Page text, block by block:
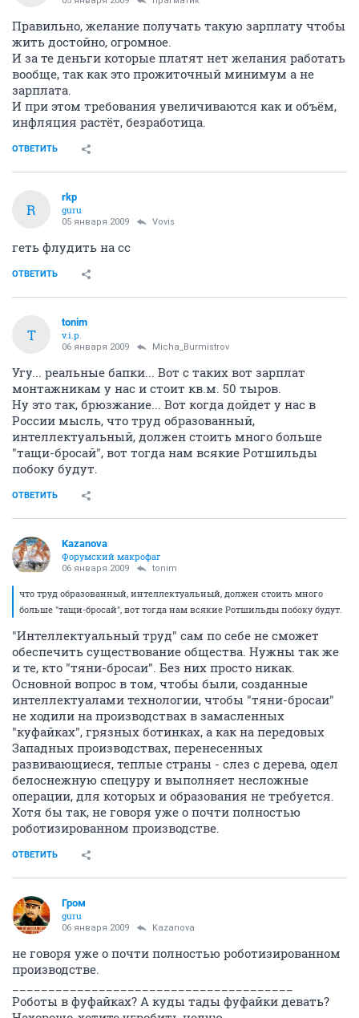
Правильно, желание получать такую зарплату чтобы
жить достойно, огромное.
И за те деньги которые платят нет желания работать
вообще, так как это прожиточный минимум а не
зарплата.
И при этом требования увеличиваются как и объём,
инфляция растёт, безработица.
ОТВЕТИТЬ
R
rkp
guru
05 января 2009 Vovis
геть флудить на сс
ОТВЕТИТЬ
T
tonim
v.i.p.
06 января 2009 Micha_Burmistrov
Угу... реальные бапки... Вот с таких вот зарплат
монтажникам у нас и стоит кв.м. 50 тыров.
Ну это так, брюзжание... Вот когда дойдет у нас в
России мысль, что труд образованный,
интеллектуальный, должен стоить много больше
"тащи-бросай", вот тогда нам всякие Ротшильды
побоку будут.
ОТВЕТИТЬ
Kazanova
Форумский макрофаг
06 января 2009 tonim
что труд образованный, интеллектуальный, должен стоить много
больше "тащи-бросай", вот тогда нам всякие Ротшильды побоку будут.
"Интеллектуальный труд" сам по себе не сможет
обеспечить существование общества. Нужны так же
и те, кто "тяни-бросаи". Без них просто никак.
Основной вопрос в том, чтобы были, созданные
интеллектуалами технологии, чтобы "тяни-бросаи"
не ходили на производствах в замасленных
"куфайках", грязных ботинках, а как на передовых
Западных производствах, перенесенных
развивающиеся, теплые страны - слез с дерева, одел
белоснежную спецуру и выполняет несложные
операции, для которых и образования не требуется.
Хотя бы так, не говоря уже о почти полностью
роботизированном производстве.
ОТВЕТИТЬ
Гром
guru
06 января 2009 Kazanova
не говоря уже о почти полностью роботизированном
производстве.
Роботы в фуфайках? А куды тады фуфайки девать?